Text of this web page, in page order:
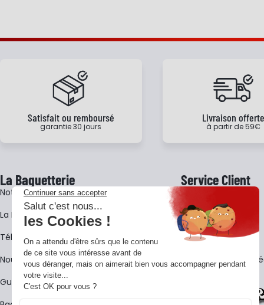
Satisfait ou remboursé
garantie 30 jours
Livraison offerte
à partir de 59€
La Baguetterie
Notre histoire
La BagShow
​Télécharger le catalogue
Nous contacter
Guides La Baguetterie
Service Client
Garantie 3 ans
CGV
FAQ - Questions